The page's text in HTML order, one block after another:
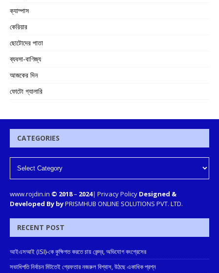
ক্যাম্পাস
কেরিয়ার
ছোটোদের পাতা
ব্যবসা-বাণিজ্য
আজকের দিন
ফোটো গ্যালারি
CATEGORIES
www.rojdin.in © 2018– 2024| Privacy Policy Designed &
Developed By byPRISMHUB ONLINE SOLUTIONS PVT. LTD.
RECENT POST
আইএসআই (ISI)-কে কুক্ষিগত করতে চায় কেন্দ্র, অভিযোগ কংগ্রেসের
সভাধিপতি নির্বাচন মিটতেই গ্রেফতার নজরুল বিশ্বাস, উঠছে একাধিক প্রশ্ন